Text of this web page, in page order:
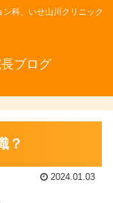
科、いせ山川クリニック
ブログ
？
2024.01.03